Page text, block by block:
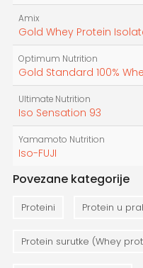
Amix
Gold Whey Protein
Optimum Nutrition
Gold Standard 100%
Ultimate Nutrition
Iso Sensation 93
Yamamoto Nutrition
Iso-FUJI
Povezane kategorije
Proteini Protein u
Protein surutke (Whey